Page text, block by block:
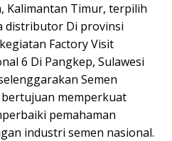
Kalimantan Timur, terpilih
distributor Di provinsi
Factory Visit
6 Di Pangkep, Sulawesi
Semen
bertujuan memperkuat
pemahaman
industri semen nasional.